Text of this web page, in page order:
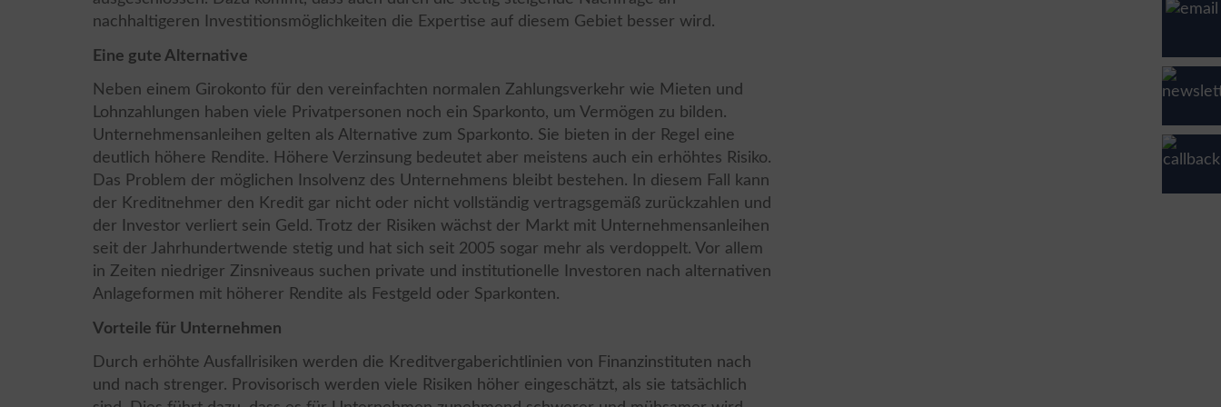
nachhaltigeren Investitionsmöglichkeiten die Expertise auf diesem Gebiet besser wird.
Eine gute Alternative
Neben einem Girokonto für den vereinfachten normalen Zahlungsverkehr wie Mieten und
Lohnzahlungen haben viele Privatpersonen noch ein Sparkonto, um Vermögen zu bilden.
Unternehmensanleihen gelten als Alternative zum Sparkonto. Sie bieten in der Regel eine
deutlich höhere Rendite. Höhere Verzinsung bedeutet aber meistens auch ein erhöhtes Risiko.
Das Problem der möglichen Insolvenz des Unternehmens bleibt bestehen. In diesem Fall kann
der Kreditnehmer den Kredit gar nicht oder nicht vollständig vertragsgemäß zurückzahlen und
der Investor verliert sein Geld. Trotz der Risiken wächst der Markt mit Unternehmensanleihen
seit der Jahrhundertwende stetig und hat sich seit 2005 sogar mehr als verdoppelt. Vor allem
in Zeiten niedriger Zinsniveaus suchen private und institutionelle Investoren nach alternativen
Anlageformen mit höherer Rendite als Festgeld oder Sparkonten.
Vorteile für Unternehmen
Durch erhöhte Ausfallrisiken werden die Kreditvergaberichtlinien von Finanzinstituten nach
und nach strenger. Provisorisch werden viele Risiken höher eingeschätzt, als sie tatsächlich